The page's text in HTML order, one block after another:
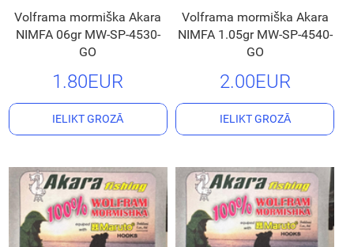
Volframa mormiška Akara
NIMFA 06gr MW-SP-4530-
GO
1.80EUR
IELIKT GROZĀ
Volframa mormiška Akara
NIMFA 1.05gr MW-SP-4540-
GO
2.00EUR
IELIKT GROZĀ